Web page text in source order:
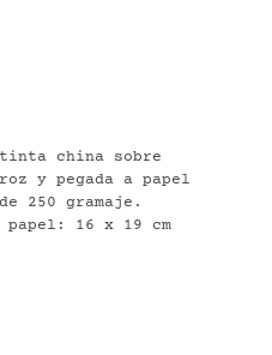
china sobre
y pegada a papel
250 gramaje.
papel: 16 x 19 cm